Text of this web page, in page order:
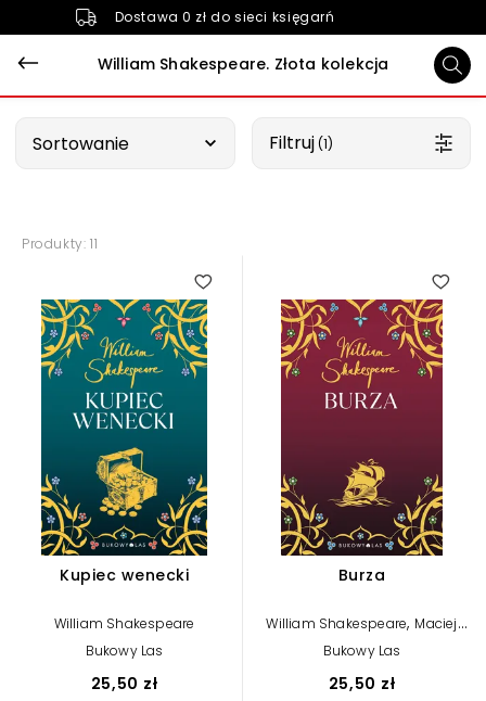
Dostawa 0 zł do sieci księgarń
William Shakespeare. Złota kolekcja
Sortowanie Filtruj (1)
Produkty: 11
Kupiec wenecki
William Shakespeare
Bukowy Las
25,50 zł
5.00
Burza
William Shakespeare, Maciej
Słomczyński (tłum.)
Bukowy Las
25,50 zł